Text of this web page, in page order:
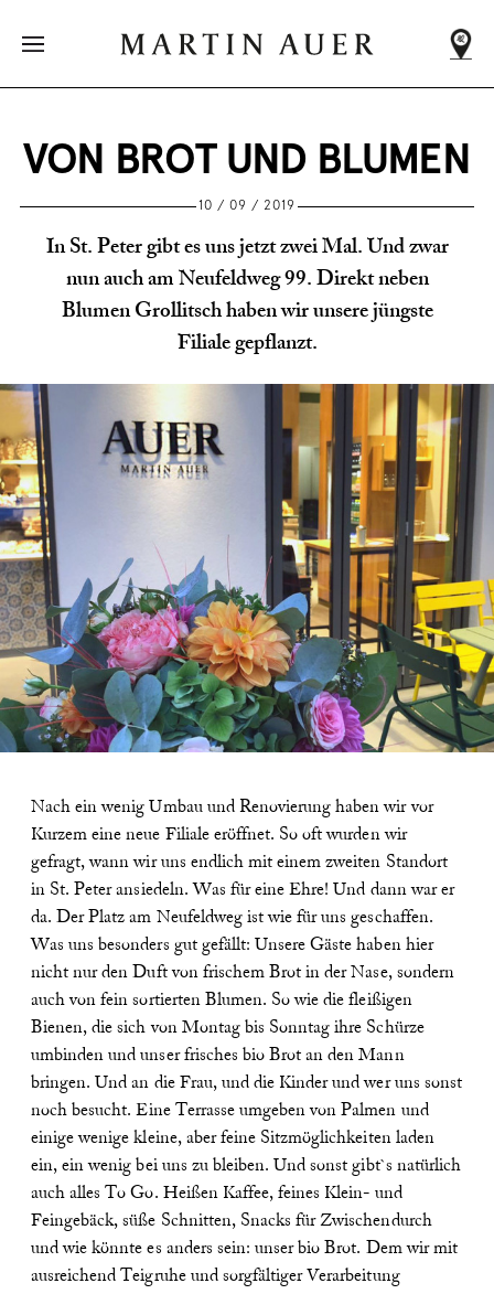
MARTIN AUER
werden
geladen
...
ALLE FILIALEN
VON BROT UND BLUMEN
10 / 09 / 2019
In St. Peter gibt es uns jetzt zwei Mal. Und zwar
nun auch am Neufeldweg 99. Direkt neben
Blumen Grollitsch haben wir unsere jüngste
Filiale gepflanzt.
Nach ein wenig Umbau und Renovierung haben wir vor
Kurzem eine neue Filiale eröffnet. So oft wurden wir
gefragt, wann wir uns endlich mit einem zweiten Standort
in St. Peter ansiedeln. Was für eine Ehre! Und dann war er
da. Der Platz am Neufeldweg ist wie für uns geschaffen.
Was uns besonders gut gefällt: Unsere Gäste haben hier
nicht nur den Duft von frischem Brot in der Nase, sondern
auch von fein sortierten Blumen. So wie die fleißigen
Bienen, die sich von Montag bis Sonntag ihre Schürze
umbinden und unser frisches bio Brot an den Mann
bringen. Und an die Frau, und die Kinder und wer uns sonst
noch besucht. Eine Terrasse umgeben von Palmen und
einige wenige kleine, aber feine Sitzmöglichkeiten laden
ein, ein wenig bei uns zu bleiben. Und sonst gibt`s natürlich
auch alles To Go. Heißen Kaffee, feines Klein- und
Feingebäck, süße Schnitten, Snacks für Zwischendurch
und wie könnte es anders sein: unser bio Brot. Dem wir mit
ausreichend Teigruhe und sorgfältiger Verarbeitung